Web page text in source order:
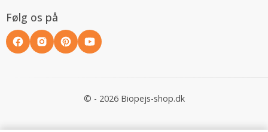
Følg os på
© - 2026 Biopejs-shop.dk